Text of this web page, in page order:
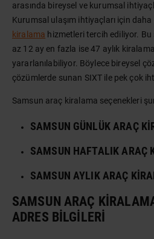
arasında bireysel ve kurumsal
Kurumsal ulaşım ihtiyaçları için daha
kiralama hizmetleri tercih ediliyor.
az 12 ay en fazla ise 47 aylık
yararlanılabiliyor. Böylece bireysel
çözümlerde sunan SIXT ile pek çok
Samsun araç kiralama seçenekleri
SAMSUN GÜNLÜK ARAÇ
SAMSUN HAFTALIK ARAÇ
SAMSUN AYLIK ARAÇ
SAMSUN ARAÇ
ADRES BILGILERI